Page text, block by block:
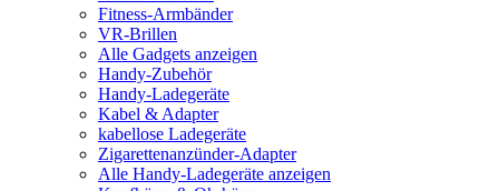
Fitness-Armbänder
VR-Brillen
Alle Gadgets anzeigen
Handy-Zubehör
Handy-Ladegeräte
Kabel & Adapter
kabellose Ladegeräte
Zigarettenanzünder-Adapter
Alle Handy-Ladegeräte anzeigen